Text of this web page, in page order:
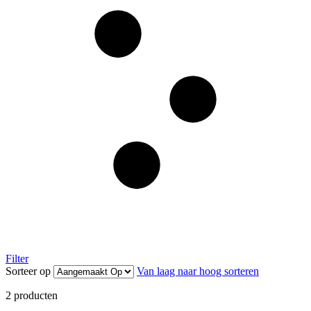
Filter
Sorteer op
Van laag naar hoog sorteren
2 producten